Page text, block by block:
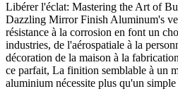
Libérer l'éclat: Mastering the Art of
Dazzling Mirror Finish Aluminum's
résistance à la corrosion en font un
industries, de l'aérospatiale à la
décoration de la maison à la
ce parfait, La finition semblable à un
aluminium nécessite plus qu'un